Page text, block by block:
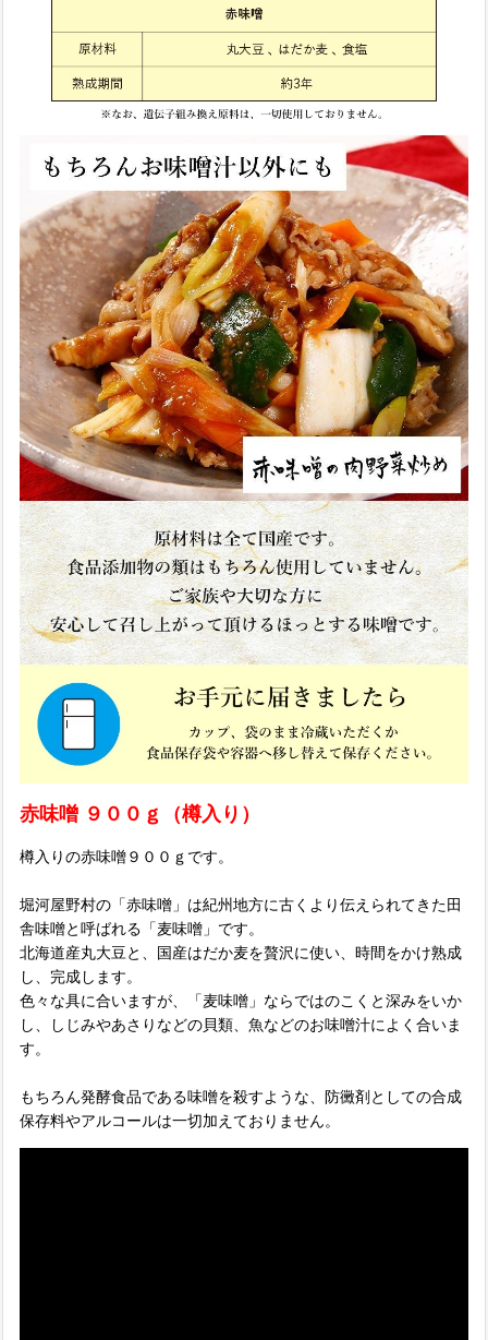
赤味噌 ９００ｇ（樽入り）
樽入りの赤味噌９００ｇです。
堀河屋野村の「赤味噌」は紀州地方に古くより伝えられてきた田
舎味噌と呼ばれる「麦味噌」です。
北海道産丸大豆と、国産はだか麦を贅沢に使い、時間をかけ熟成
し、完成します。
色々な具に合いますが、「麦味噌」ならではのこくと深みをいか
し、しじみやあさりなどの貝類、魚などのお味噌汁によく合いま
す。
もちろん発酵食品である味噌を殺すような、防黴剤としての合成
保存料やアルコールは一切加えておりません。